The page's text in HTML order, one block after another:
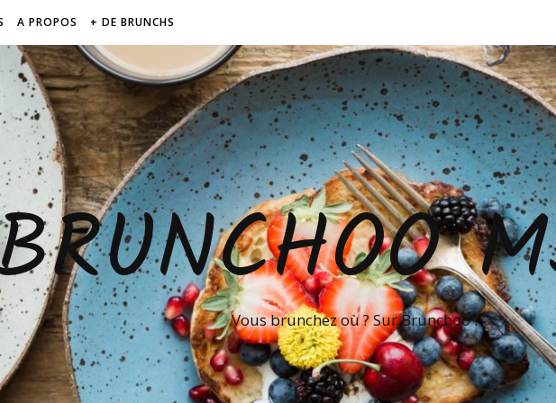
A PROPOS + DE BRUNCHS
Vous brunchez où ? Sur Brunchoo !